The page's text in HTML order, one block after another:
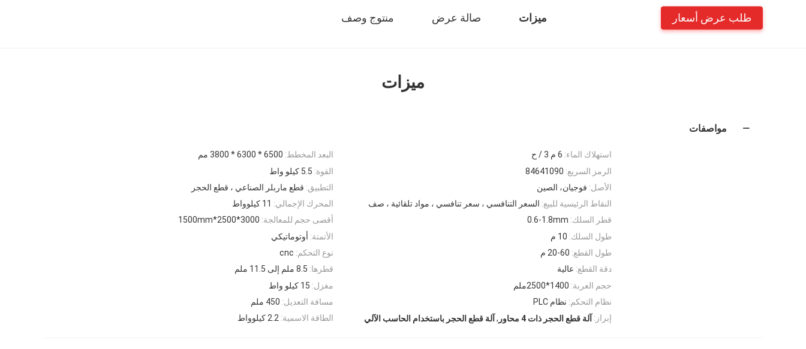
ميزات صالة عرض منتوج وصف طلب عرض أسعار
ميزات
مواصفات
البعد المخطط: 6500 * 6300 * 3800 مم استهلاك الماء: 6 م 3 / ح
القوة: 5.5 كيلو واط الرمز السريع: 84641090
التطبيق: قطع ماربلر الصناعي ، قطع الحجر الأصل: فوجيان، الصين
المحرك الإجمالي: 11 كيلوواط النقاط الرئيسية للبيع: السعر التنافسي ، سعر تنافسي ، مواد تلقائية ، صف
أقصى حجم للمعالجة: 3000*2500*1500mm قطر السلك: 0.6-1.8mm
الأتمتة: أوتوماتيكي طول السلك: 10 م
نوع التحكم: cnc طول القطع: 20-60 م
قطرها: 8.5 ملم إلى 11.5 ملم دقة القطع: عالية
مغزل: 15 كيلو واط حجم العربة: 1400*2500ملم
مسافة التعديل: 450 ملم نظام التحكم: نظام PLC
الطاقة الاسمية: 2.2 كيلوواط إبراز: آلة قطع الحجر ذات 4 محاور , آلة قطع الحجر باستخدام الحاسب الآلي